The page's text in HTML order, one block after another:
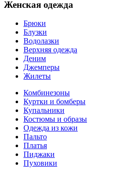
Женская одежда
Брюки
Блузки
Водолазки
Верхняя одежда
Деним
Джемперы
Жилеты
Комбинезоны
Куртки и бомберы
Купальники
Костюмы и образы
Одежда из кожи
Пальто
Платья
Пиджаки
Пуховики